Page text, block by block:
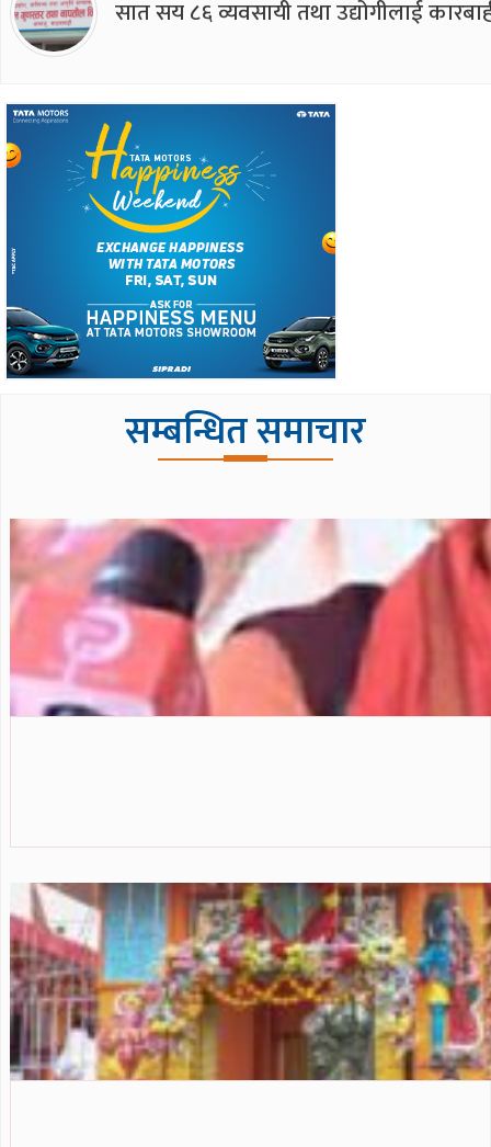
सात सय ८६ व्यवसायी तथा उद्योगीलाई
सम्बन्धित समाचार